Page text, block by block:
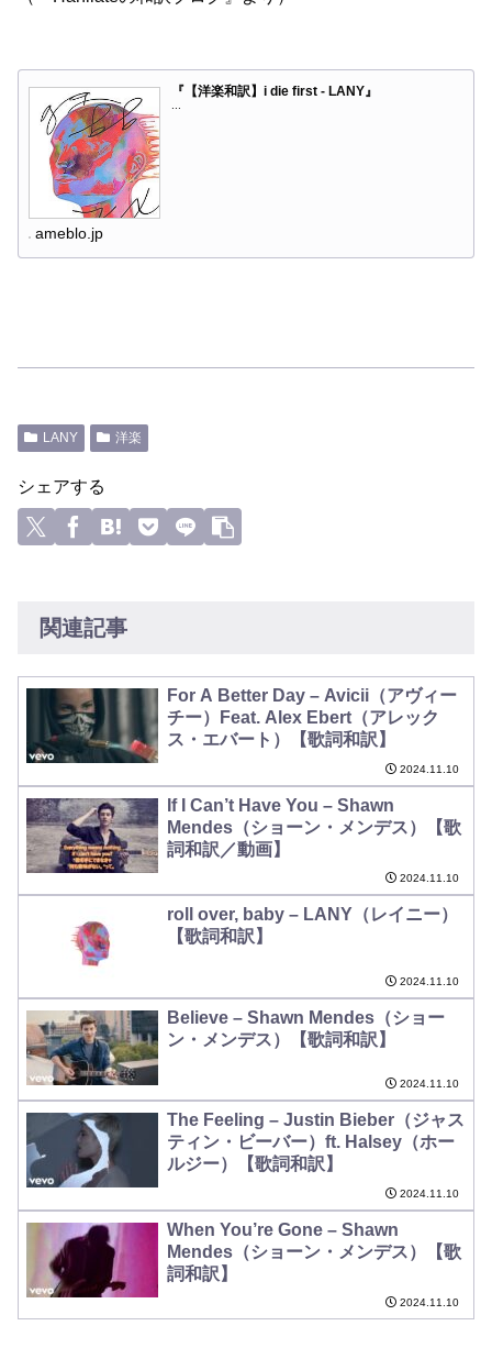
『【洋楽和訳】i die first - LANY』
ameblo.jp
LANY 洋楽
シェアする
関連記事
For A Better Day – Avicii（アヴィー
チー）Feat. Alex Ebert（アレック
ス・エバート）【歌詞和訳】
2024.11.10
If I Can’t Have You – Shawn
Mendes（ショーン・メンデス）【歌
詞和訳／動画】
2024.11.10
roll over, baby – LANY（レイニー）
【歌詞和訳】
2024.11.10
Believe – Shawn Mendes（ショー
ン・メンデス）【歌詞和訳】
2024.11.10
The Feeling – Justin Bieber（ジャス
ティン・ビーバー）ft. Halsey（ホー
ルジー）【歌詞和訳】
2024.11.10
When You’re Gone – Shawn
Mendes（ショーン・メンデス）【歌
詞和訳】
2024.11.10